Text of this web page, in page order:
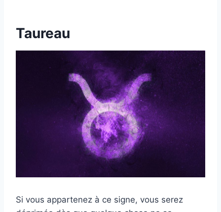
Taureau
Si vous appartenez à ce signe, vous serez